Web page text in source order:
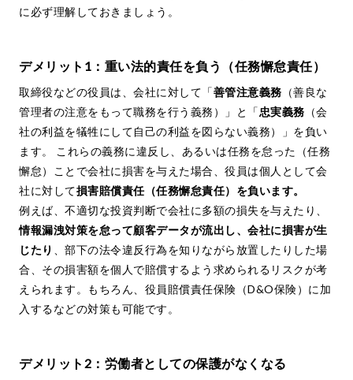
に必ず理解しておきましょう。
デメリット1：重い法的責任を負う（任務懈怠責任）
取締役などの役員は、会社に対して「善管注意義務 （善良な
管理者の注意をもって職務を行う義務）」と「忠実義務 （会
社の利益を犠牲にして自己の利益を図らない義務）」を負い
ます。 これらの義務に違反し、あるいは任務を怠った（任務
懈怠）ことで会社に損害を与えた場合、役員は個人として会
社に対して損害賠償責任（任務懈怠責任）を負います。
例えば、不適切な投資判断で会社に多額の損失を与えたり、
情報漏洩対策を怠って顧客データが流出し、会社に損害が生
じたり
、部下の法令違反行為を知りながら放置したりした場
合、その損害額を個人で賠償するよう求められるリスクが考
えられます。もちろん、役員賠償責任保険（D&O保険）に加
入するなどの対策も可能です。
デメリット2：労働者としての保護がなくなる